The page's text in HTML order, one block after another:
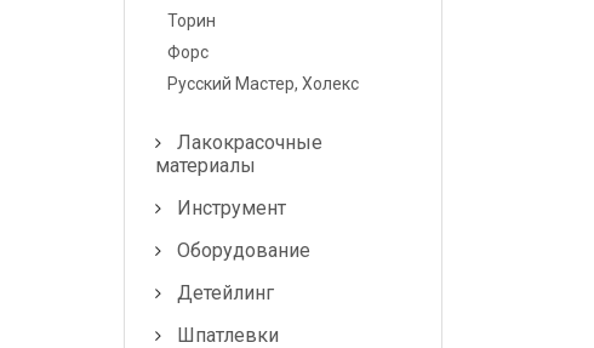
Торин
Форс
Русский Мастер, Холекс
Лакокрасочные
материалы
Инструмент
Оборудование
Детейлинг
Шпатлевки